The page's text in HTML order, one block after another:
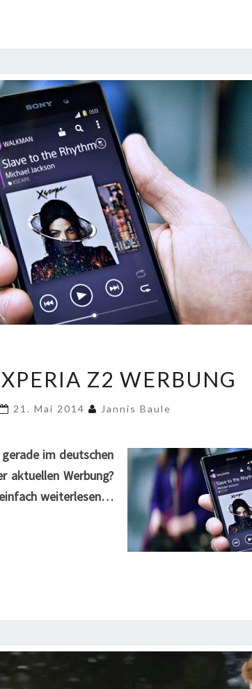
XPERIA
WERBUNG
Z2 WERBUNG
21. Mai 2014 Jannis Baule
gerade im deutschen
aktuellen Werbung?
weiterlesen…